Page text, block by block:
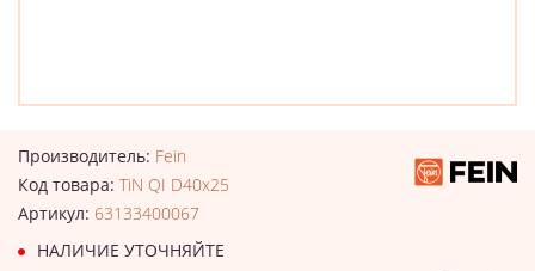
Производитель: Fein
Код товара: TiN QI D40x25
Артикул: 63133400067
НАЛИЧИЕ УТОЧНЯЙТЕ